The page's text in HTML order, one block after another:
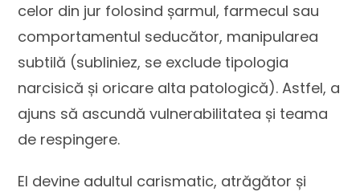
celor din jur folosind șarmul, farmecul sau
comportamentul seducător, manipularea
subtilă (subliniez, se exclude tipologia
narcisică și oricare alta patologică). Astfel, a
ajuns să ascundă vulnerabilitatea și teama
de respingere.
El devine adultul carismatic, atrăgător și